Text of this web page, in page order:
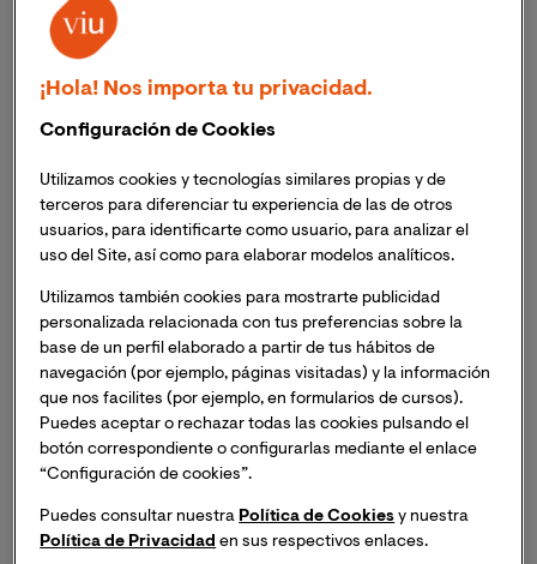
Acoso escolar
Los docentes y futuros docentes de aulas no
una breve encuesta anónima
El proyecto de investigación busca analizar las
percepciones asociadas al acoso escolar
que es fundamental generar conocimiento y
concienciación, y precisamente eso es lo que busca el
grupo de investigación de VIU
BE Health Lab
estudio que se encuentra desarrollando. Se trata de un
proyecto de investigación, que, en palabras de laDra.
Sandra Gómez Martínez, Vicedecana en funciones de
la Facultad de Ciencias de la Salud e investigadora del
grupo, busca responder a “la pregunta sobre si las
percepciones y creencias a las que alude el término
¡Hola! Nos importa tu privacidad.
Configuración de Cookies
Utilizamos cookies y tecnologías similares propias y de
terceros para diferenciar tu experiencia de las de otros
usuarios, para identificarte como usuario, para analizar el
uso del Site, así como para elaborar modelos analíticos.
Utilizamos también cookies para mostrarte publicidad
personalizada relacionada con tus preferencias sobre la
base de un perfil elaborado a partir de tus hábitos de
navegación (por ejemplo, páginas visitadas) y la información
que nos facilites (por ejemplo, en formularios de cursos).
Puedes aceptar o rechazar todas las cookies pulsando el
botón correspondiente o configurarlas mediante el enlace
“Configuración de cookies”.
Puedes consultar nuestra Política de Cookies y nuestra
Política de Privacidad en sus respectivos enlaces.